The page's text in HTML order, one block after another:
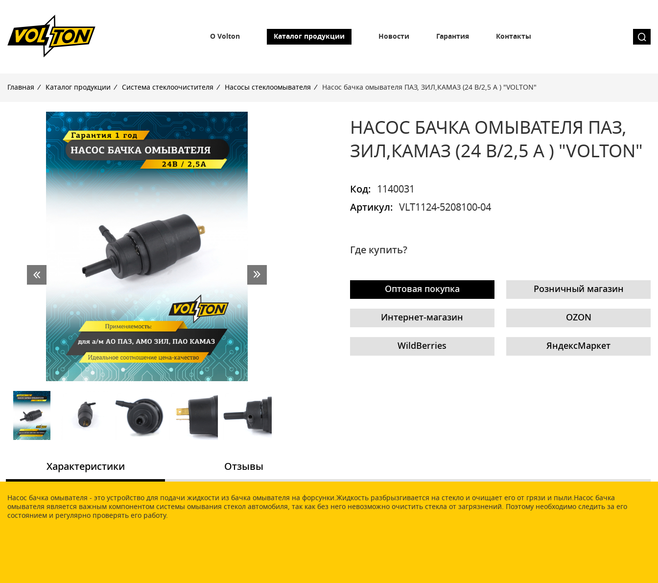
О Volton Каталог продукции Новости Гарантия Контакты
Главная / Каталог продукции / Система стеклоочистителя / Насосы стеклоомывателя / Насос бачка омывателя ПАЗ, ЗИЛ,КАМАЗ (24 В/2,5 А ) "VOLTON"
НАСОС БАЧКА ОМЫВАТЕЛЯ ПАЗ,
ЗИЛ,КАМАЗ (24 В/2,5 А ) "VOLTON"
Код:
1140031
Артикул:
VLT1124-5208100-04
Где купить?
Оптовая покупка Розничный магазин
Интернет-магазин OZON
WildBerries ЯндексМаркет
Характеристики
Насос бачка омывателя - это устройство для подачи жидкости из бачка омывателя на форсунки.Жидкость разбрызгивается на стекло и очищает его от грязи и пыли.Насос бачка
омывателя является важным компонентом системы омывания стекол автомобиля, так как без него невозможно очистить стекла от загрязнений. Поэтому необходимо следить за его
состоянием и регулярно проверять его работу.
Отзывы